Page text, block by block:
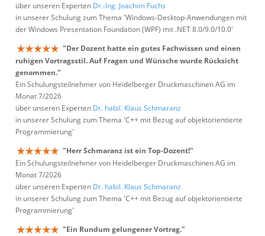
über unseren Experten Dr.-Ing. Joachim Fuchs
in unserer Schulung zum Thema 'Windows-Desktop-Anwendungen mit
der Windows Presentation Foundation (WPF) mit .NET 8.0/9.0/10.0'
"Der Dozent hatte ein gutes Fachwissen und einen
ruhigen Vortragsstil. Auf Fragen und Wünsche wurde Rücksicht
genommen."
Ein Schulungsteilnehmer von Heidelberger Druckmaschinen AG im
Monat 7/2026
über unseren Experten Dr. habil. Klaus Schmaranz
in unserer Schulung zum Thema 'C++ mit Bezug auf objektorientierte
Programmierung'
"Herr Schmaranz ist ein Top-Dozent!"
Ein Schulungsteilnehmer von Heidelberger Druckmaschinen AG im
Monat 7/2026
über unseren Experten Dr. habil. Klaus Schmaranz
in unserer Schulung zum Thema 'C++ mit Bezug auf objektorientierte
Programmierung'
"Ein Rundum gelungener Vortrag."